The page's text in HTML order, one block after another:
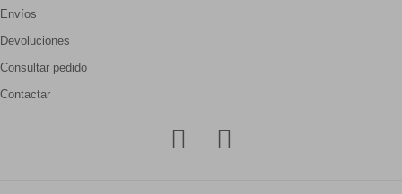
Envíos
Devoluciones
Consultar pedido
Contactar